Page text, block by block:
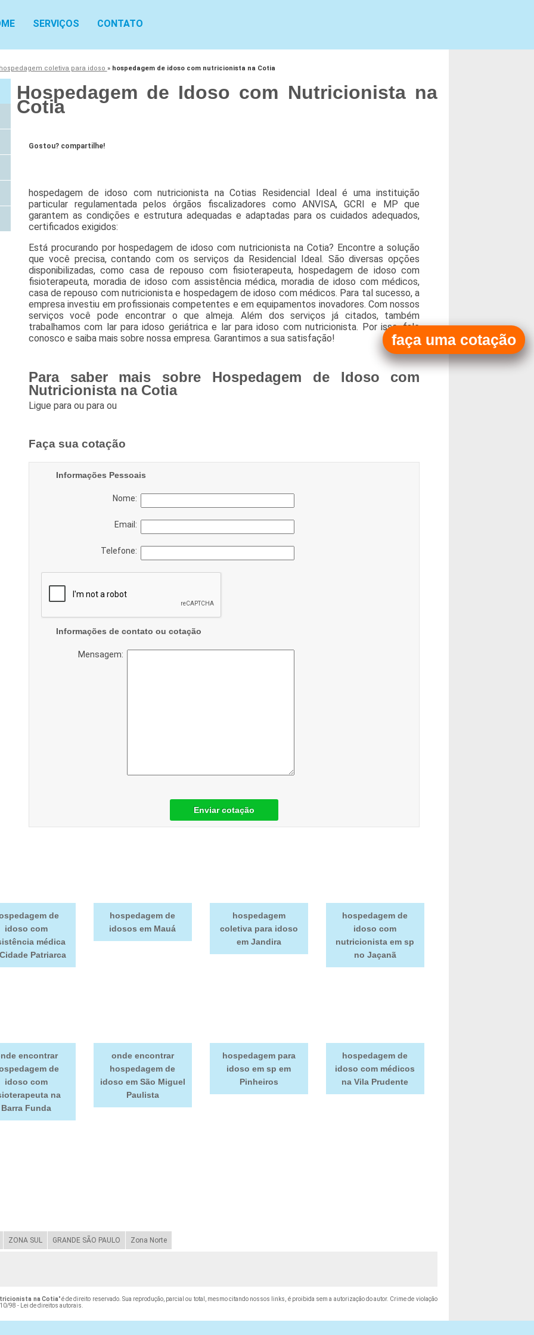
SERVIÇOS CONTATO
hospedagem coletiva para idoso » hospedagem de idoso com nutricionista na Cotia
Hospedagem de Idoso com Nutricionista na
Cotia
Gostou? compartilhe!
hospedagem de idoso com nutricionista na Cotias Residencial Ideal é uma instituição
particular regulamentada pelos órgãos fiscalizadores como ANVISA, GCRI e MP que
garantem as condições e estrutura adequadas e adaptadas para os cuidados adequados,
certificados exigidos:
Está procurando por hospedagem de idoso com nutricionista na Cotia? Encontre a solução
que você precisa, contando com os serviços da Residencial Ideal. São diversas opções
disponibilizadas, como casa de repouso com fisioterapeuta, hospedagem de idoso com
fisioterapeuta, moradia de idoso com assistência médica, moradia de idoso com médicos,
casa de repouso com nutricionista e hospedagem de idoso com médicos. Para tal sucesso, a
empresa investiu em profissionais competentes e em equipamentos inovadores. Com nossos
serviços você pode encontrar o que almeja. Além dos serviços já citados, também
trabalhamos com lar para idoso geriátrica e lar para idoso com nutricionista. Por isso, fale
conosco e saiba mais sobre nossa empresa. Garantimos a sua satisfação!
Para saber mais sobre Hospedagem de Idoso com
Nutricionista na Cotia
Ligue para ou para ou
faça uma cotação
Faça sua cotação
Informações Pessoais
Nome:
Email:
Telefone:
Informações de contato ou cotação
Mensagem:
Enviar cotação
de
idoso com
médica
Patriarca
hospedagem de
idosos em Mauá
hospedagem
coletiva para idoso
em Jandira
hospedagem de
idoso com
nutricionista em sp
no Jaçanã
encontrar
de
idoso com
na
Barra Funda
onde encontrar
hospedagem de
idoso em São Miguel
Paulista
hospedagem para
idoso em sp em
Pinheiros
hospedagem de
idoso com médicos
na Vila Prudente
ZONA SUL GRANDE SÃO PAULO Zona Norte
na Cotia" é de direito reservado. Sua reprodução, parcial ou total, mesmo citando nossos links, é proibida sem a autorização do autor. Crime de violação
98 - Lei de direitos autorais